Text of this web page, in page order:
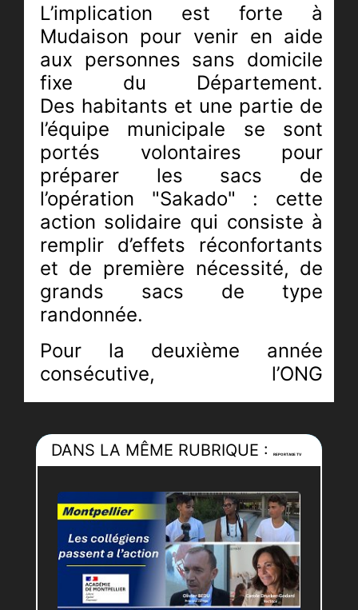
L’implication est forte à
Mudaison pour venir en aide
aux personnes sans domicile
fixe du Département.
Des habitants et une partie de
l’équipe municipale se sont
portés volontaires pour
préparer les sacs de
l’opération "Sakado" : cette
action solidaire qui consiste à
remplir d’effets réconfortants
et de première nécessité, de
grands sacs de type
randonnée.
Pour la deuxième année
consécutive, l’ONG
montpelliéraine "SaKado" a pu
Formaprim (spécialisée dans
la formation à l’audiovisuel et
aux intelligences artificielles)
laquelle a mis à disposition un
vaste espace.
En un seul après-midi, 300
sacs ont été préparés. Ils
DANS LA MÊME RUBRIQUE :REPORTAGE TV